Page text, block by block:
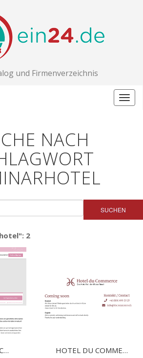
und Firmenverzeichnis
NACH
SUCHEN
2
FAMILIENHOTEL CONCORDIA - SPORTHOTEL DAVOS HOTEL DU COMMERCE